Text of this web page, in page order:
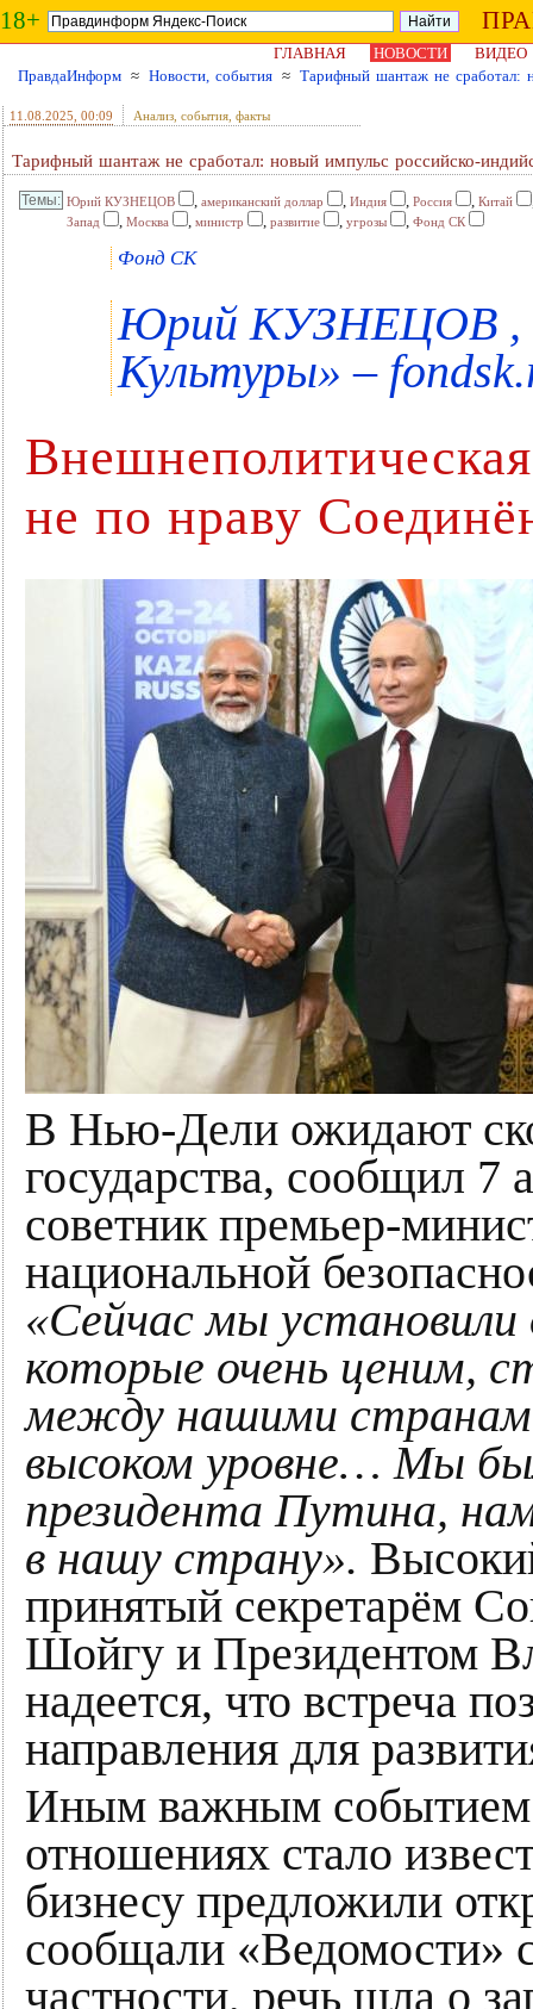
18+
ГЛАВНАЯ НОВОСТИ
ВИДЕО
ПравдаИнформ ≈ Новости, события ≈ Тарифный шантаж не сработал:
11.08.2025 , 00:09 Анализ, события, факты
Тарифный шантаж не сработал: новый импульс российско-
Юрий КУЗНЕЦОВ , американский доллар , Индия , Россия , Китай
Запад , Москва , министр , развитие , угрозы , Фонд СК
Фонд СК
Юрий КУЗНЕЦОВ ,
Культуры» –
не по нраву
В Нью-Дели ожидают
государства, сообщил
советник премьер-
национальной
«Сейчас мы
которые очень ценим,
между нашими
высоком уровне… Мы
президента Путина,
в нашу страну».
принятый секретарём
Шойгу и Президентом
надеется, что встреча
направления для
Иным важным событием
отношениях стало
бизнесу предложили
сообщали «Ведомости»
частности, речь шла о